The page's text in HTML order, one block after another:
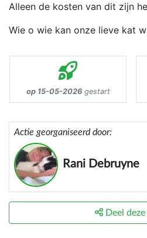
Alleen de kosten van dit zijn
Wie o wie kan onze lieve kat
op 15-05-2026gestart
Actie georganiseerd door:
Rani Debruyne
Deel